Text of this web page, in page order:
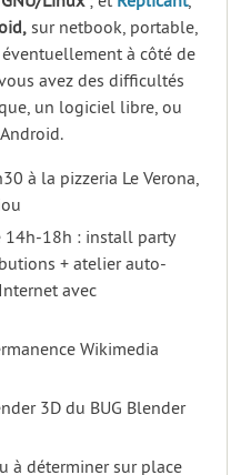
sur netbook, portable,
à côté de
avez des difficultés
un logiciel libre, ou
à la pizzeria Le Verona,
14h-18h : install party
+ atelier auto-
avec
Wikimedia
3D du BUG Blender
à déterminer sur place